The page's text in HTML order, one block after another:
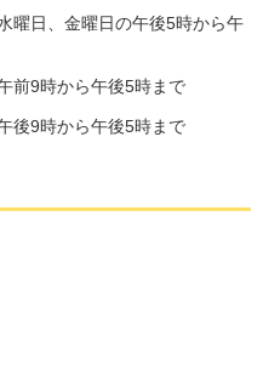
曜日、金曜日の午後5時から午
前9時から午後5時まで
後9時から午後5時まで